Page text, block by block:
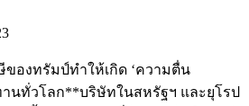
ของทรัมป์ทำให้เกิด ‘ความตื่น
นทั่วโลก**บริษัทในสหรัฐฯ และยุโรป